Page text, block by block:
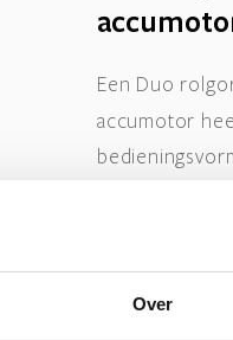
Over
Een Duo
accumotor
De
bediend door